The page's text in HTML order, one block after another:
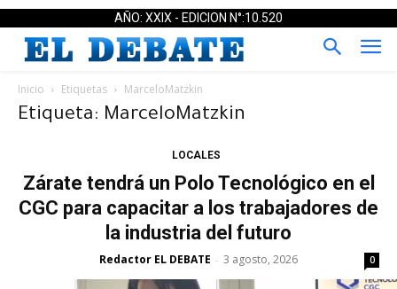
AÑO: XXIX - EDICION N°:10.520
Inicio Etiquetas MarceloMatzkin
Etiqueta: MarceloMatzkin
LOCALES
Zárate tendrá un Polo Tecnológico en el
CGC para capacitar a los trabajadores de
la industria del futuro
Redactor EL DEBATE - 3 agosto, 2026 0